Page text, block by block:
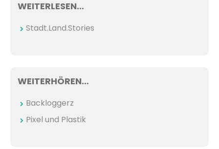
WEITERLESEN…
Stadt.Land.Stories
WEITERHÖREN…
Backloggerz
Pixel und Plastik